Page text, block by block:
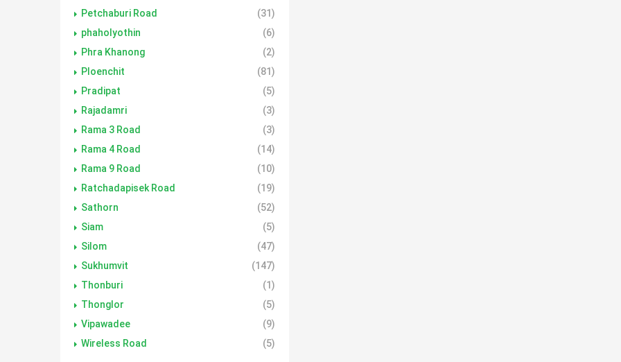
Petchaburi Road
(31)
phaholyothin
(6)
Phra Khanong
(2)
Ploenchit
(81)
Pradipat
(5)
Rajadamri
(3)
Rama 3 Road
(3)
Rama 4 Road
(14)
Rama 9 Road
(10)
Ratchadapisek Road
(19)
Sathorn
(52)
Siam
(5)
Silom
(47)
Sukhumvit
(147)
Thonburi
(1)
Thonglor
(5)
Vipawadee
(9)
Wireless Road
(5)